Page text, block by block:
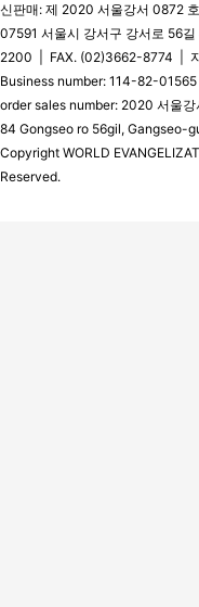
신판매: 제 2020 서울강서 0872 호
07591 서울시 강서구 강서로 56
2200 | FAX. (02)3662-8774 |
Business number: 114-82-
order sales number: 2020 서울
84 Gongseo ro 56gil, Gangseo-
Copyright WORLD
Reserved.